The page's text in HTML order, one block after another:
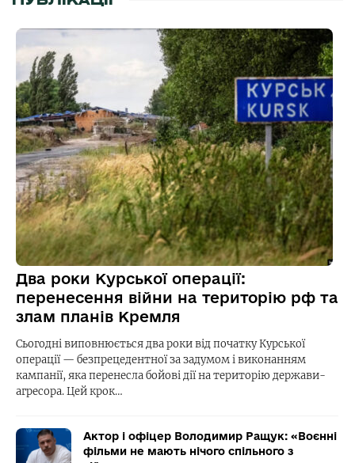
Два роки Курської операції:
перенесення війни на територію рф та
злам планів Кремля
Сьогодні виповнюється два роки від початку Курської
операції — безпрецедентної за задумом і виконанням
кампанії, яка перенесла бойові дії на територію держави-
агресора. Цей крок…
Актор і офіцер Володимир Ращук: «Воєнні
фільми не мають нічого спільного з